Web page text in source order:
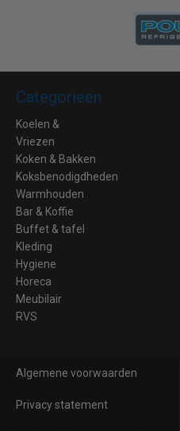
Categorieën
Koelen &
Vriezen
Koken & Bakken
Koksbenodigdheden
Warmhouden
Bar & Koffie
Buffet & tafel
Kleding
Hygiene
Horeca
Meubilair
RVS
Algemene voorwaarden
Privacy statement